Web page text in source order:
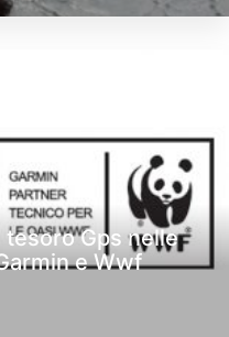
tesoro Gps nelle
e Wwf